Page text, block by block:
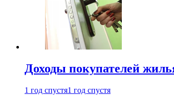
Доходы покупателей
1 год спустя1 год спустя